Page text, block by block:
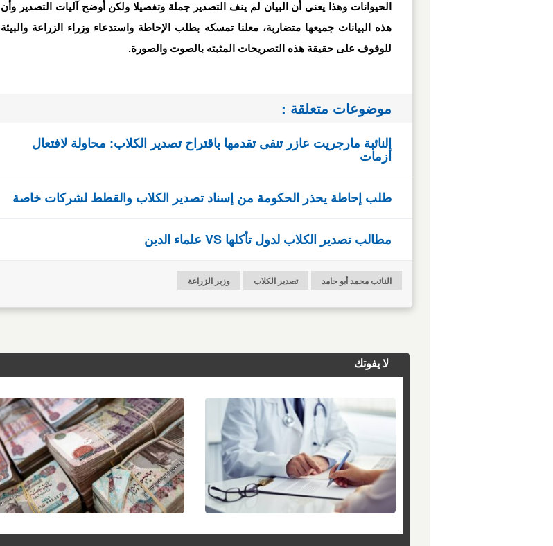
الحيوانات وهذا يعنى أن البيان لم ينف التصدير جملة وتفصيلا ولكن أوضح آليات التصدير وأن
هذه البيانات جميعها متضاربة، معلنا تمسكه بطلب الإحاطة واستدعاء وزراء الزراعة والبيئة
للوقوف على حقيقة هذه التصريحات المثبته بالصوت والصورة.
موضوعات متعلقة :
النائبة مارجريت عازر تنفى تقدمها باقتراح تصدير الكلاب: محاولة لافتعال
أزمات
طلب إحاطة يحذر الحكومة من إسناد تصدير الكلاب والقطط لشركات خاصة
مطالب تصدير الكلاب لدول تأكلها VS علماء الدين
النائب محمد أبو حامد تصدير الكلاب وزير الزراعة
لا يفوتك